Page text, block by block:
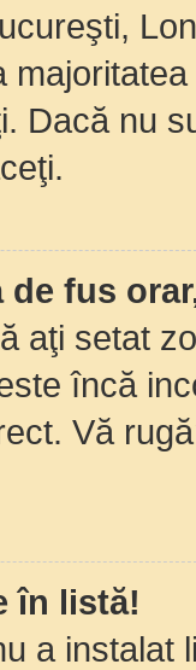
Dacă nu
fus
aţi setat
încă
Vă
în listă!
a instalat